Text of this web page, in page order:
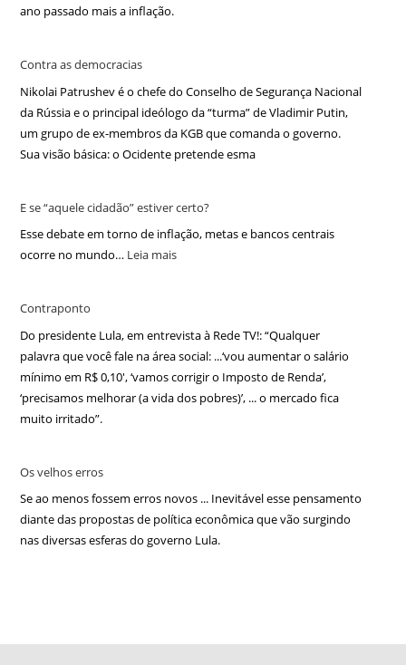
ano passado mais a inflação.
Contra as democracias
Nikolai Patrushev é o chefe do Conselho de Segurança Nacional
da Rússia e o principal ideólogo da “turma” de Vladimir Putin,
um grupo de ex-membros da KGB que comanda o governo.
Sua visão básica: o Ocidente pretende esma
E se “aquele cidadão” estiver certo?
Esse debate em torno de inflação, metas e bancos centrais
ocorre no mundo… Leia mais
Contraponto
Do presidente Lula, em entrevista à Rede TV!: “Qualquer
palavra que você fale na área social: ...‘vou aumentar o salário
mínimo em R$ 0,10′, ‘vamos corrigir o Imposto de Renda’,
‘precisamos melhorar (a vida dos pobres)’, ... o mercado fica
muito irritado”.
Os velhos erros
Se ao menos fossem erros novos ... Inevitável esse pensamento
diante das propostas de política econômica que vão surgindo
nas diversas esferas do governo Lula.